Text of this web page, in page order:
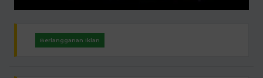
Berlangganan Iklan